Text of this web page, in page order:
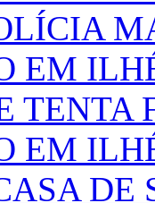
TENTA
EM